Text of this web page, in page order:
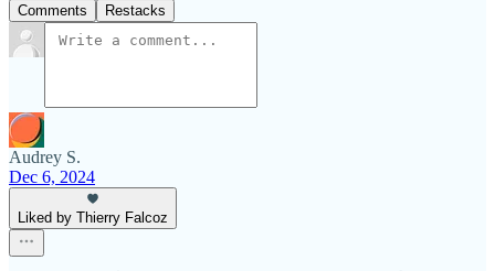
Comments Restacks
Audrey S.
Dec 6, 2024
Liked by Thierry Falcoz